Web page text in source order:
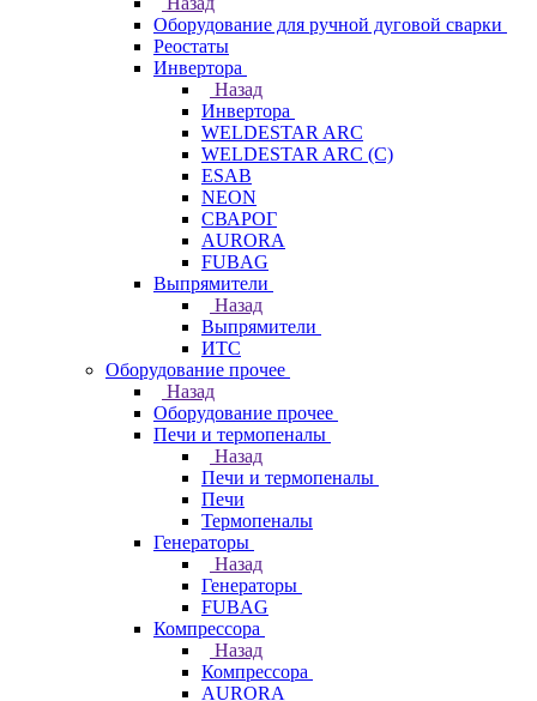
Оборудование для ручной дуговой сварки
Реостаты
Инвертора
Назад
Инвертора
WELDESTAR ARC
WELDESTAR ARC (С)
ESAB
NEON
СВАРОГ
AURORA
FUBAG
Выпрямители
Назад
Выпрямители
ИТС
Оборудование прочее
Назад
Оборудование прочее
Печи и термопеналы
Назад
Печи и термопеналы
Печи
Термопеналы
Генераторы
Назад
Генераторы
FUBAG
Компрессора
Назад
Компрессора
AURORA